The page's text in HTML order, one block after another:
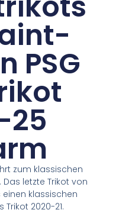
PSG
25
zum klassischen
letzte Trikot von
klassischen
2020-21.